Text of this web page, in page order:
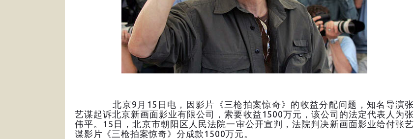
北京9月15日电，因影片《三枪拍案惊奇》的收益分配问题，知名导演张
艺谋起诉北京新画面影业有限公司，索要收益1500万元，该公司的法定代表人为张
伟平。15日，北京市朝阳区人民法院一审公开宣判，法院判决新画面影业给付张艺
谋影片《三枪拍案惊奇》分成款1500万元。